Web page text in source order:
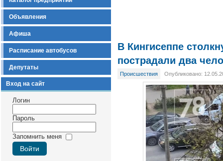
Объявления
Афиша
Расписание автобусов
Депутаты
Вход на сайт
Логин
Пароль
Запомнить меня
В Кингисеппе
пострадали два
Происшествия Опубликовано: